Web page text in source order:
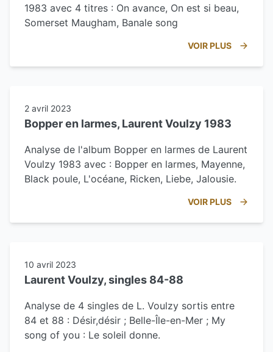
1983 avec 4 titres : On avance, On est si beau,
Somerset Maugham, Banale song
VOIR PLUS
2 avril 2023
Bopper en larmes, Laurent Voulzy 1983
Analyse de l'album Bopper en larmes de Laurent
Voulzy 1983 avec : Bopper en larmes, Mayenne,
Black poule, L'océane, Ricken, Liebe, Jalousie.
VOIR PLUS
10 avril 2023
Laurent Voulzy, singles 84-88
Analyse de 4 singles de L. Voulzy sortis entre
84 et 88 : Désir,désir ; Belle-Île-en-Mer ; My
song of you : Le soleil donne.